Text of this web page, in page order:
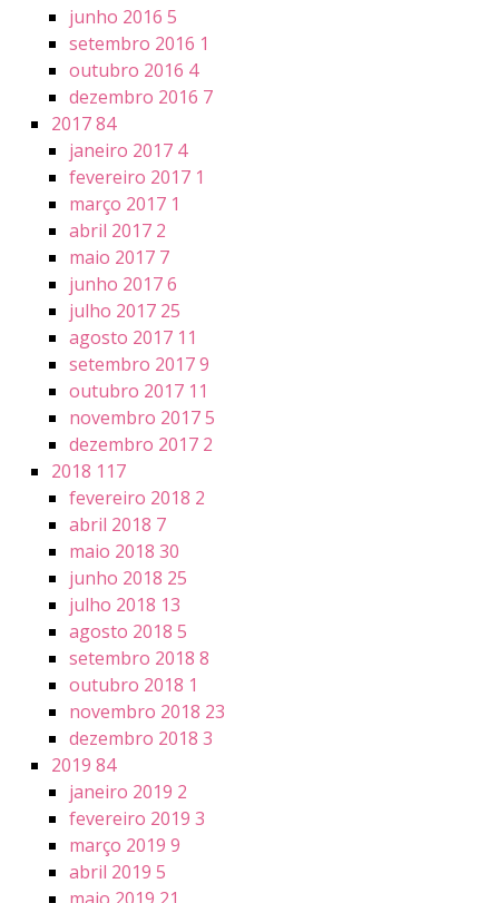
junho 2016 5
setembro 2016 1
outubro 2016 4
dezembro 2016 7
201784
janeiro 2017 4
fevereiro 2017 1
março 2017 1
abril 2017 2
maio 2017 7
junho 20176
julho 2017 25
agosto 2017 11
setembro 20179
outubro 2017 11
novembro 20175
dezembro 2017 2
2018 117
fevereiro 2018 2
abril 2018 7
maio 2018 30
junho 2018 25
julho 2018 13
agosto 2018 5
setembro 2018 8
outubro 2018 1
novembro 2018 23
dezembro 2018 3
2019 84
janeiro 2019 2
fevereiro 2019 3
março 2019 9
abril 2019 5